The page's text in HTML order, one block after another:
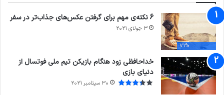
71%
6 نکته‌ی مهم برای گرفتن عکس‌های جذاب‌تر در سفر
3 جولای 2021
خداحافظی زود هنگام بازیکن تیم ملی فوتسال از
دنیای بازی
30 سپتامبر 2021